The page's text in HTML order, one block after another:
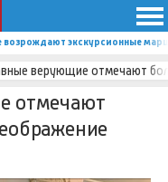
возрождают экскурсионные
верующие отмечают
отмечают